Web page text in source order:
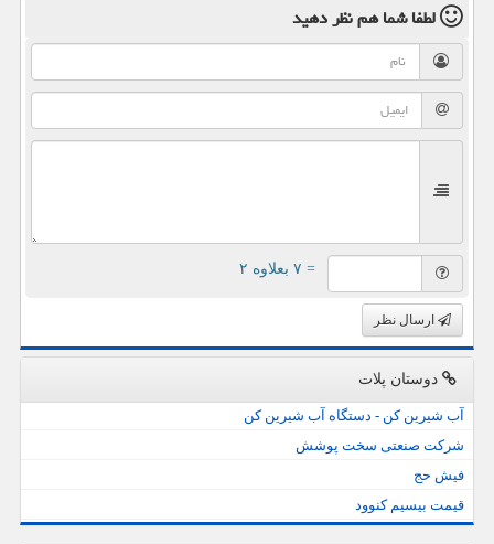
لطفا شما همنظر دهید
= ۷ بعلاوه ۲
ارسال نظر
دوستان پلات
آب شیرین کن - دستگاه آب شیرین کن
شرکت صنعتی سخت پوشش
فیش حج
قیمت بیسیم کنوود